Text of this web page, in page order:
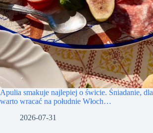
Apulia smakuje najlepiej o świcie. Śniadanie,
warto wracać na południe Włoch…
2026-07-31